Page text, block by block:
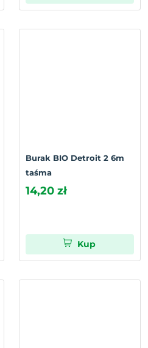
Burak BIO Detroit 2 6m
taśma
14,20 zł
Kup